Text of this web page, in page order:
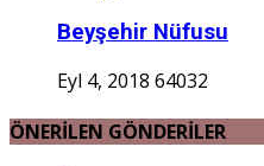
Beyşehir Nüfusu
Eyl 4, 2018 64032
ÖNERİLEN GÖNDERİLER